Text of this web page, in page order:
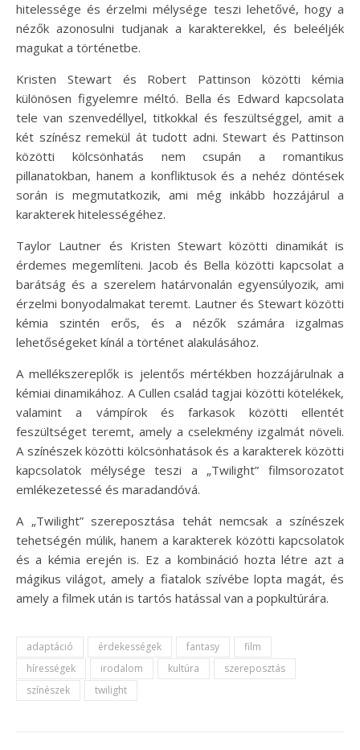
hitelessége és érzelmi mélysége teszi lehetővé, hogy a
nézők azonosulni tudjanak a karakterekkel, és beleéljék
magukat a történetbe.
Kristen Stewart és Robert Pattinson közötti kémia
különösen figyelemre méltó. Bella és Edward kapcsolata
tele van szenvedéllyel, titkokkal és feszültséggel, amit a
két színész remekül át tudott adni. Stewart és Pattinson
közötti kölcsönhatás nem csupán a romantikus
pillanatokban, hanem a konfliktusok és a nehéz döntések
során is megmutatkozik, ami még inkább hozzájárul a
karakterek hitelességéhez.
Taylor Lautner és Kristen Stewart közötti dinamikát is
érdemes megemlíteni. Jacob és Bella közötti kapcsolat a
barátság és a szerelem határvonalán egyensúlyozik, ami
érzelmi bonyodalmakat teremt. Lautner és Stewart közötti
kémia szintén erős, és a nézők számára izgalmas
lehetőségeket kínál a történet alakulásához.
A mellékszereplők is jelentős mértékben hozzájárulnak a
kémiai dinamikához. A Cullen család tagjai közötti kötelékek,
valamint a vámpírok és farkasok közötti ellentét
feszültséget teremt, amely a cselekmény izgalmát növeli.
A színészek közötti kölcsönhatások és a karakterek közötti
kapcsolatok mélysége teszi a „Twilight” filmsorozatot
emlékezetessé és maradandóvá.
A „Twilight” szereposztása tehát nemcsak a színészek
tehetségén múlik, hanem a karakterek közötti kapcsolatok
és a kémia erején is. Ez a kombináció hozta létre azt a
mágikus világot, amely a fiatalok szívébe lopta magát, és
amely a filmek után is tartós hatással van a popkultúrára.
adaptáció érdekességek fantasy
film
hírességek
irodalom kultúra
szereposztás
színészek
twilight